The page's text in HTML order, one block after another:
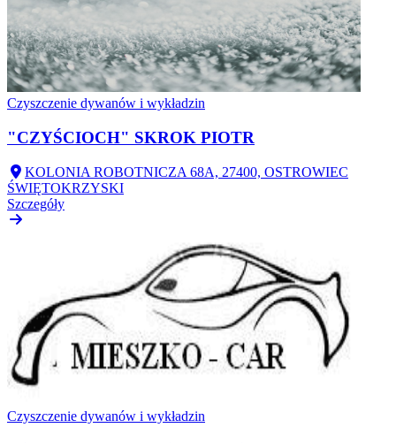
Czyszczenie dywanów i wykładzin
"CZYŚCIOCH" SKROK PIOTR
KOLONIA ROBOTNICZA 68A, 27400, OSTROWIEC
ŚWIĘTOKRZYSKI
Szczegóły
Czyszczenie dywanów i wykładzin